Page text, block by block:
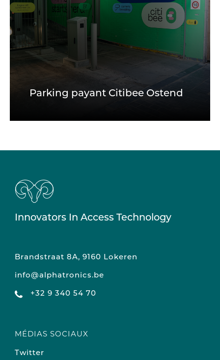
Parking payant Citibee Ostend
Innovators In Access Technology
Brandstraat 8A, 9160 Lokeren
info@alphatronics.be
+32 9 340 54 70
MÉDIAS SOCIAUX
Twitter